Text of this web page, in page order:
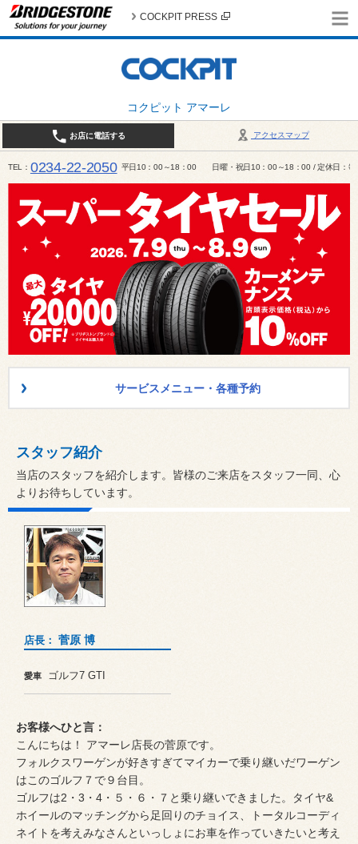
コクピット アマーレ
COCKPIT PRESS
アクセスマップ
お店に電話する
TEL 0234-22-2050 平日10：00～18：00 日曜・祝日10：00～18：00 / 定休日：毎
サービスメニュー・各種予約
スタッフ紹介
当店のスタッフを紹介します。皆様のご来店をスタッフ一同、心
よりお待ちしています。
店長： 菅原 博
愛車 ゴルフ7 GTI
お客様へひと言：
こんにちは！ アマーレ店長の菅原です。
フォルクスワーゲンが好きすぎてマイカーで乗り継いだワーゲン
はこのゴルフ７で９台目。
ゴルフは2・3・4・５・６・７と乗り継いできました。タイヤ&
ホイールのマッチングから足回りのチョイス、トータルコーディ
ネイトを考えみなさんといっしょにお車を作っていきたいと考え